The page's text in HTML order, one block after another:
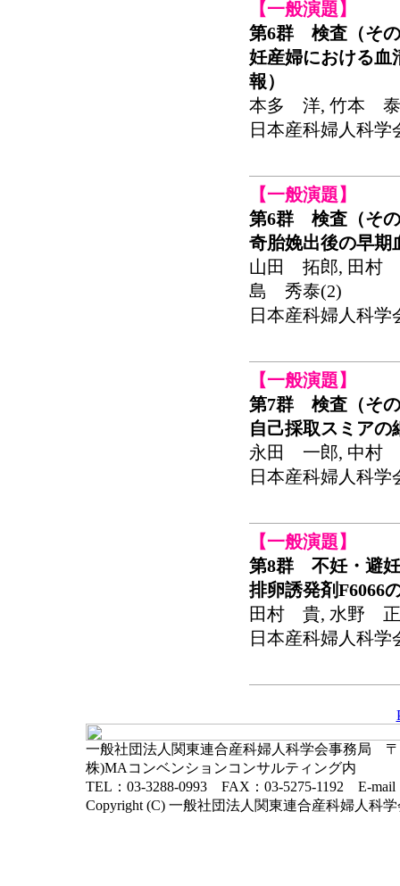
【一般演題】
第6群 検査（そ
妊産婦における血
報）
本多 洋, 竹本 泰
日本産科婦人科学
【一般演題】
第6群 検査（そ
奇胎娩出後の早期
山田 拓郎, 田村
島 秀泰(2)
日本産科婦人科学
【一般演題】
第7群 検査（そ
自己採取スミアの
永田 一郎, 中村
日本産科婦人科学
【一般演題】
第8群 不妊・避妊
排卵誘発剤F6066
田村 貴, 水野
日本産科婦人科学
一般社団法人関東連合産科婦人科学会事務局 〒
株)MAコンベンションコンサルティング内
TEL：03-3288-0993 FAX：03-5275-1192 E-mail
Copyright (C) 一般社団法人関東連合産科婦人科